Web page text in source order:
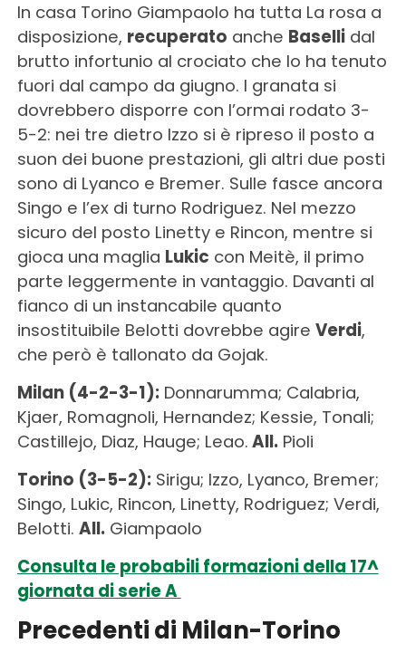
In casa Torino Giampaolo ha tutta La rosa a
disposizione, recuperato anche Basellidal
brutto infortunio al crociato che lo ha tenuto
fuori dal campo da giugno. I granata si
dovrebbero disporre con l’ormai rodato 3-
5-2: nei tre dietro Izzo si è ripreso il posto a
suon dei buone prestazioni, gli altri due posti
sono di Lyanco e Bremer. Sulle fasce ancora
Singo e l’ex di turno Rodriguez. Nel mezzo
sicuro del posto Linetty e Rincon, mentre si
gioca una maglia Lukic con Meitè, il primo
parte leggermente in vantaggio. Davanti al
fianco di un instancabile quanto
insostituibile Belotti dovrebbe agire Verdi,
che però è tallonato da Gojak.
Milan (4-2-3-1):Donnarumma; Calabria,
Kjaer, Romagnoli, Hernandez; Kessie, Tonali;
Castillejo, Diaz, Hauge; Leao. All. Pioli
Torino (3-5-2):Sirigu; Izzo, Lyanco, Bremer;
Singo, Lukic, Rincon, Linetty, Rodriguez; Verdi,
Belotti. All. Giampaolo
Consulta le probabili formazioni della 17^
giornata di serie A
Precedenti di Milan-Torino